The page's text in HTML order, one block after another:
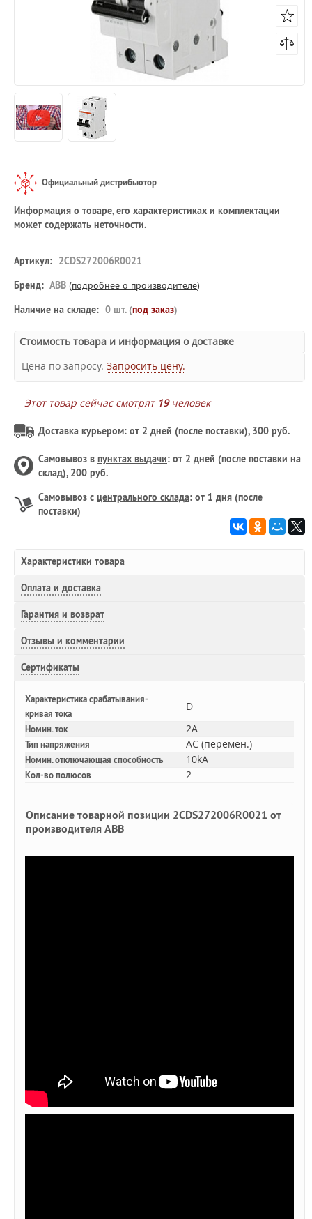
Официальный дистрибьютор
Информация о товаре, его характеристиках и комплектации
может содержать неточности.
Артикул: 2CDS272006R0021
Бренд: ABB (подробнее о производителе)
Наличие на складе: 0 шт. (под заказ)
Стоимость товара и информация о доставке
Цена по запросу. Запросить цену.
Этот товар сейчас смотрят 19человек
Доставка курьером: от 2 дней (после поставки), 300 руб.
Самовывоз в пунктах выдачи: от 2 дней (после поставки на
склад), 200 руб.
Самовывоз с центрального склада: от 1 дня (после
поставки)
Характеристики товара
Оплата и доставка
Гарантия и возврат
Отзывы и комментарии
Сертификаты
Характеристика срабатывания-
кривая тока
D
Номин. ток 2A
Тип напряжения AC (перемен.)
Номин. отключающая способность 10kA
Кол-во полюсов 2
Описание товарной позиции 2CDS272006R0021 от
производителя ABB